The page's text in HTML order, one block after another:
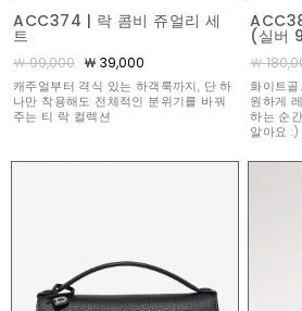
ACC374 | 락 콤비 쥬얼리 세
트
￦ 99,000 ￦ 39,000
캐주얼부터 격식 있는 하객룩까지, 단 하
나만 착용해도 전체적인 분위기를 바꿔
주는 티 락 컬렉션
(실버
￦
화이트
원하게
하는 순
알아요 :)